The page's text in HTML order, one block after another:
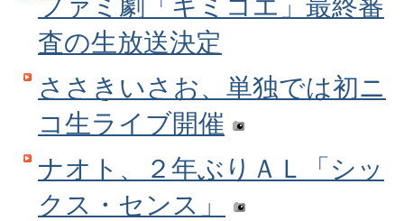
ファミ劇「キミコエ」最終審
査の生放送決定
ささきいさお、単独では初ニ
コ生ライブ開催
ナオト、２年ぶりＡＬ「シッ
クス・センス」